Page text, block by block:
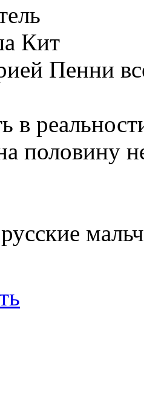
Кит
Пенни
в
половину